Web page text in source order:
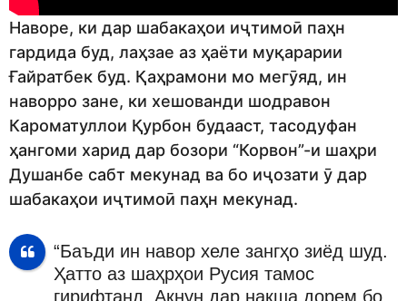
Наворе, ки дар шабакаҳои иҷтимоӣ паҳн
гардида буд, лаҳзае аз ҳаёти муқарарии
Ғайратбек буд. Қаҳрамони мо мегӯяд, ин
наворро зане, ки хешованди шодравон
Кароматуллои Қурбон будааст, тасодуфан
ҳангоми харид дар бозори “Корвон”-и шаҳри
Душанбе сабт мекунад ва бо иҷозати ӯ дар
шабакаҳои иҷтимоӣ паҳн мекунад.
“Баъди ин навор хеле зангҳо зиёд шуд.
Ҳатто аз шаҳрҳои Русия тамос
гирифтанд. Акнун дар нақша дорем бо